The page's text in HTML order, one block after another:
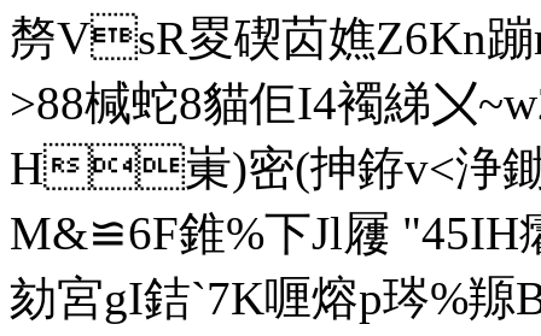
剺 VsR畟碶苬嫶Z6Kn
>88椷蛇8貓佢I4襡綈〤
H崬)密(抻銌v<浄
M&≌6F錐%下Jl屨 "45IH
劾宮gI銡`7K喱熔p琌%羱